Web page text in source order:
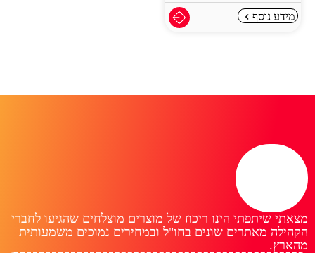
מידע נוסף
מצאתי שיתפתי הינו ריכוז של מוצרים מוצלחים שהגיעו לחברי
הקהילה מאתרים שונים בחו"ל ובמחירים נמוכים משמעותית
מהארץ.